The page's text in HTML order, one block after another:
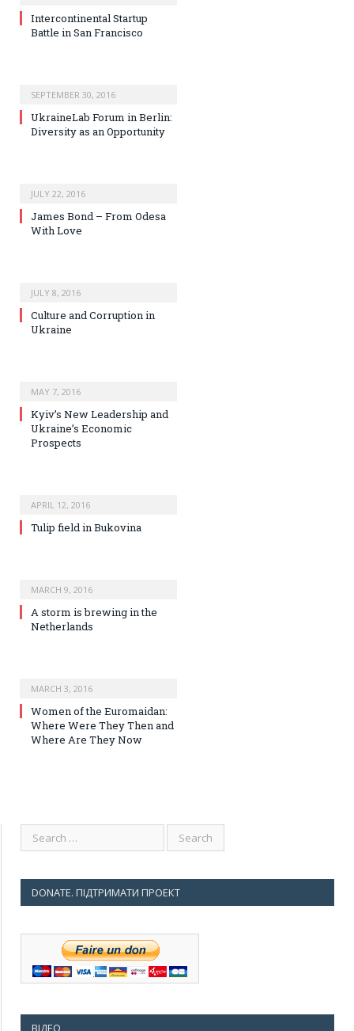
Intercontinental Startup
Battle in San Francisco
SEPTEMBER 30, 2016
UkraineLab Forum in Berlin:
Diversity as an Opportunity
JULY 22, 2016
James Bond – From Odesa
With Love
JULY 8, 2016
Culture and Corruption in
Ukraine
MAY 7, 2016
Kyiv’s New Leadership and
Ukraine’s Economic
Prospects
APRIL 12, 2016
Tulip field in Bukovina
MARCH 9, 2016
A storm is brewing in the
Netherlands
MARCH 3, 2016
Women of the Euromaidan:
Where Were They Then and
Where Are They Now
DONATE. ПІДТРИМАТИ ПРОЕКТ
ВІДЕО